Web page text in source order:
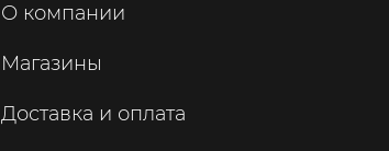
О компании
Магазины
Доставка и оплата